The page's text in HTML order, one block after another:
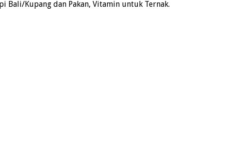
Bali/Kupang dan Pakan, Vitamin untuk Ternak.